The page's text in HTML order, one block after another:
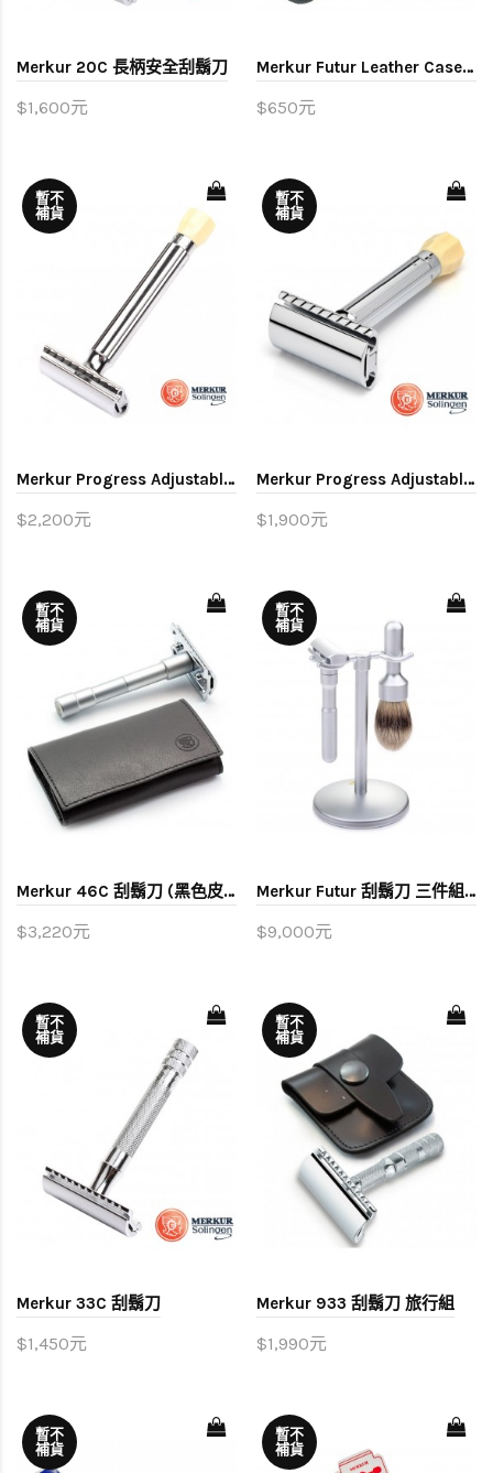
Merkur 20C 長柄安全刮鬍刀
$1,600元
Merkur Futur Leather Case 原廠皮套
$650元
暫不
補貨
Merkur Progress Adjustable 刮鬍刀 510C
$2,200元
暫不
補貨
Merkur Progress Adjustable 刮鬍刀 500C
$1,900元
暫不
補貨
Merkur 46C 刮鬍刀 (黑色皮套旅行組)
$3,220元
暫不
補貨
Merkur Futur 刮鬍刀 三件組 (霧銀)
$9,000元
暫不
補貨
Merkur 33C 刮鬍刀
$1,450元
暫不
補貨
Merkur 933 刮鬍刀 旅行組
$1,990元
暫不
補貨
暫不
補貨